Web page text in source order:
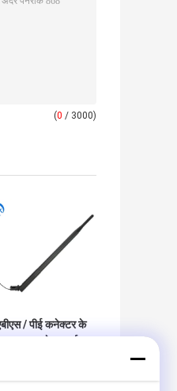
(0 / 3000)
/ पीई कनेक्टर के